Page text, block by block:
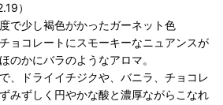
）
で少し褐色がかったガーネット色
ョコレートにスモーキーなニュアンスが
のかにバラのようなアロマ。
、ドライイチジクや、バニラ、チョコレ
みずしく円やかな酸と濃厚ながらこなれ